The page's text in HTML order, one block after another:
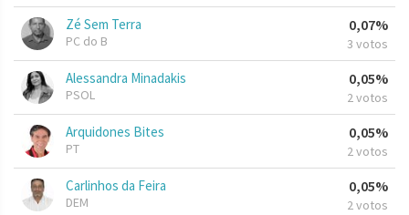
Zé Sem Terra
PC do B
0,07%
3 votos
Alessandra Minadakis
PSOL
0,05%
2 votos
Arquidones Bites
PT
0,05%
2 votos
Carlinhos da Feira
DEM
0,05%
2 votos